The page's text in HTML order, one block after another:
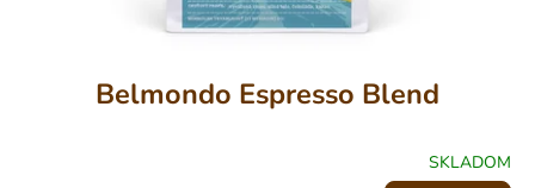
Belmondo Espresso Blend
SKLADOM